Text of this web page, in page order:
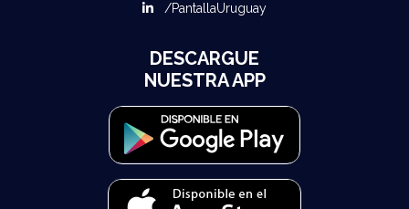
/PantallaUruguay
DESCARGUE
NUESTRA APP